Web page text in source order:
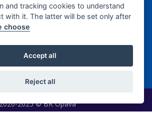
2025 © BK Opava
and tracking cookies to understand
with it. The latter will be set only after
choose
Accept all
Reject all